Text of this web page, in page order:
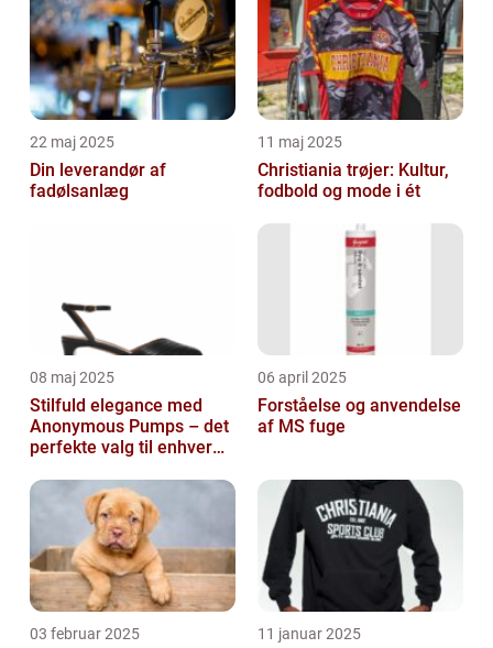
22 maj 2025
Din leverandør af
fadølsanlæg
11 maj 2025
Christiania trøjer: Kultur,
fodbold og mode i ét
08 maj 2025
Stilfuld elegance med
Anonymous Pumps – det
perfekte valg til enhver
06 april 2025
Forståelse og anvendelse
af MS fuge
03 februar 2025 11 januar 2025